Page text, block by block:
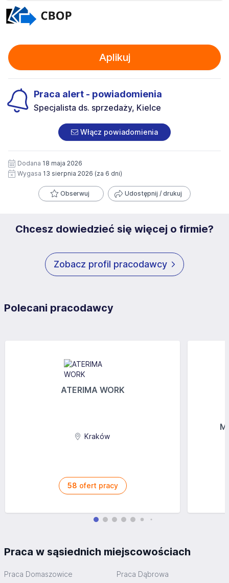
Aplikuj
Praca alert - powiadomienia
Specjalista ds. sprzedaży, Kielce
Włącz powiadomienia
Dodana 18 maja 2026
Wygasa 13 sierpnia 2026 (za 6 dni)
Obserwuj Udostępnij / drukuj
Chcesz dowiedzieć się więcej o firmie?
Zobacz profil pracodawcy
Polecani pracodawcy
ATERIMA WORK
Kraków
58 ofert pracy
Praca w sąsiednich miejscowościach
Praca Domaszowice Praca Dąbrowa